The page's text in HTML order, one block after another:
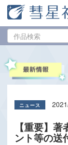
【重要】
ント等の送